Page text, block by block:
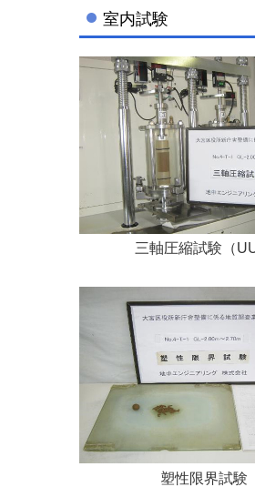
室内試験
三軸圧縮試験 （
塑性限界試験